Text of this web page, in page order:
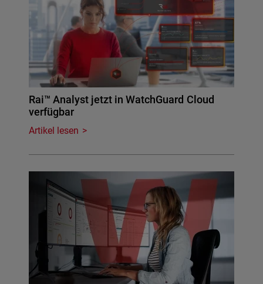
Rai™ Analyst jetzt in WatchGuard Cloud
verfügbar
Artikel lesen